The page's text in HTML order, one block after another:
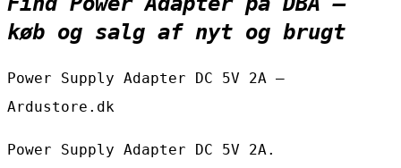
køb og salg af nyt og brugt
Power Supply Adapter DC 5V 2A –
Ardustore.dk
Power Supply Adapter DC 5V 2A.